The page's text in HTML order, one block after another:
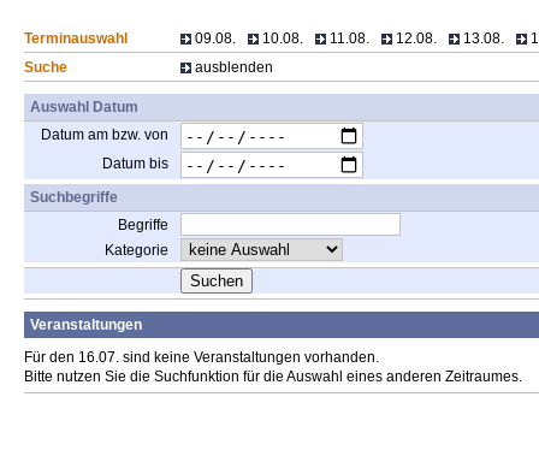
Terminauswahl 09.08. 10.08. 11.08. 12.08. 13.08.
Suche
ausblenden
Auswahl Datum
Datum am bzw. von
Datum bis
Suchbegriffe
Begriffe
Kategorie
Suchen
Veranstaltungen
Für den 16.07. sind keine Veranstaltungen vorhanden.
Bitte nutzen Sie die Suchfunktion für die Auswahl eines anderen Zeitraumes.